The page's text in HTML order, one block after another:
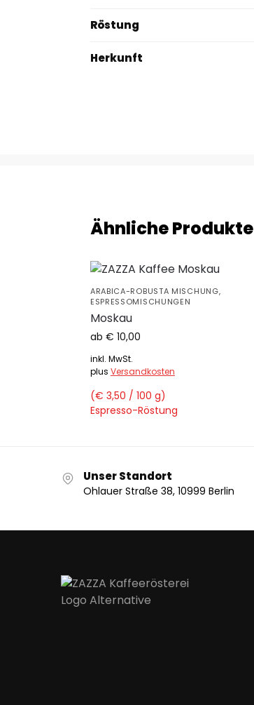
Röstung
Herkunft
Ähnliche Produkte
ARABICA-ROBUSTA MISCHUNG,
ESPRESSOMISCHUNGEN
Moskau
ab € 10,00
inkl. MwSt.
plus Versandkosten
(€ 3,50 / 100 g)
Espresso-Röstung
Unser Standort
Ohlauer Straße 38, 10999 Berlin